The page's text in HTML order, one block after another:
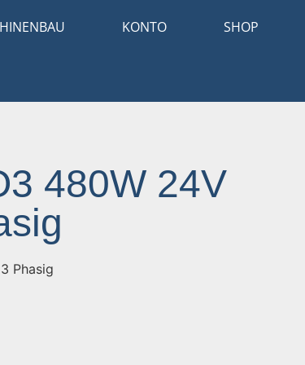
KONTO SHOP
480W 24V
Phasig